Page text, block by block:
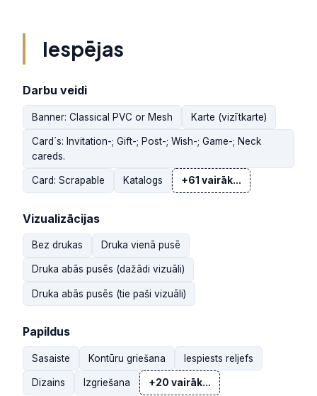
Iespējas
Darbu veidi
Banner: Classical PVC or Mesh Karte (vizītkarte)
Card´s: Invitation-; Gift-; Post-; Wish-; Game-; Neck
careds.
Card: Scrapable Katalogs +61 vairāk...
Vizualizācijas
Bez drukas Druka vienā pusē
Druka abās pusēs (dažādi vizuāli)
Druka abās pusēs (tie paši vizuāli)
Papildus
Sasaiste Kontūru griešana Iespiests reljefs
Dizains Izgriešana +20 vairāk...